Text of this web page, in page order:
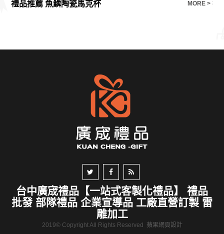
禮品推薦 魚鱗陶瓷馬克杯 MORE > 折
台中廣宬禮品【一站式客製化禮品】 禮品
批發 部隊禮品 企業宣導品 工廠直營訂製 雷
雕加工
2019© Copyright All Rights Reserved 蘋果網頁設計